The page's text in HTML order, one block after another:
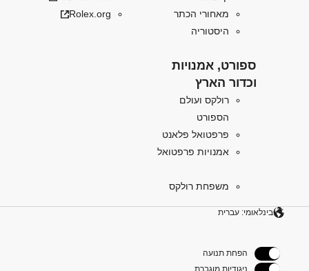
מאחורי הכתר
היסטוריה
ספורט, אמנויות
וכדור הארץ
רולקס ועולם
הספורט
פרפטואל פלאנט
אמנויות פרפטואל
משפחת רולקס
Rolex.org
בינלאומי: עברית
הפחת תנועה